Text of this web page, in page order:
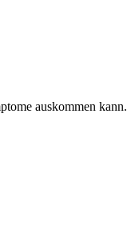
auskommen kann.